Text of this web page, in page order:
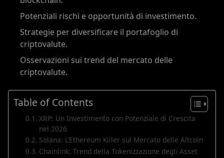
Potenziali rischi e opportunità di investimento.
Strategie per diversificare il portafoglio di
criptovalute.
Osservazioni sui trend del mercato delle
criptovalute.
Table of Contents
XRP: Un Investimento con Potenziale di Crescita
nel 2026
Solana: L’Ethereum Killer sul Mercato delle Altcoin
Chainlink: Trend della Tokenizzazione degli Asset